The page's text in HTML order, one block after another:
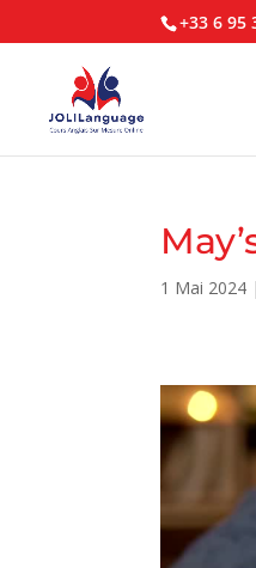
+33 6 95
1 Mai 2024